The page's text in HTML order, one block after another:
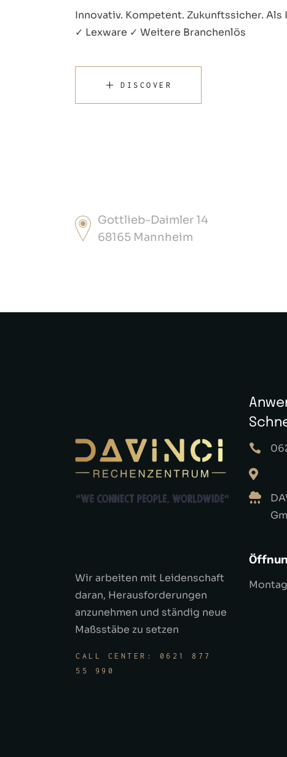
Innovativ. Kompetent. Zukunftssicher.
✓ Lexware ✓ Weitere Branchenlös
DISCOVER
Gottlieb-Daimler 14
68165 Mannheim
Wir arbeiten mit Leidenschaft
daran, Herausforderungen
anzunehmen und ständig neue
Maßsstäbe zu setzen
CALL CENTER: 0621 877
55 990